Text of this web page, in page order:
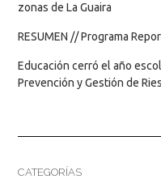
zonas de La Guaira
RESUMEN // Programa
Educación cerró el año
Prevención y Gestión de
CATEGORÍAS